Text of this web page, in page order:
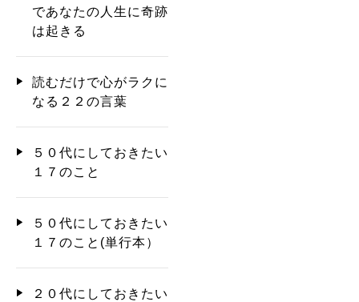
であなたの人生に奇跡
は起きる
読むだけで心がラクに
なる２２の言葉
５０代にしておきたい
１７のこと
５０代にしておきたい
１７のこと(単行本）
２０代にしておきたい